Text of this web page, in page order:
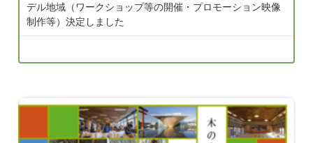
デル地域（ワークショップ等の開催・プロモーション映像
制作等）決定しました